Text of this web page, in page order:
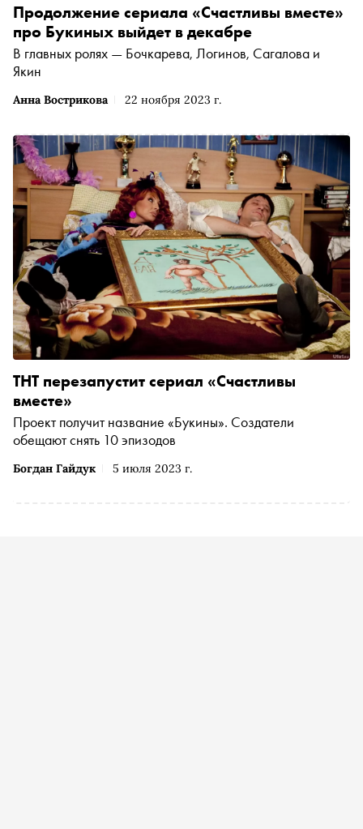
Анна Вострикова 22 ноября 2023 г.
Продолжение сериала «Счастливы вместе»
про Букиных выйдет в декабре
В главных ролях — Бочкарева, Логинов, Сагалова и
Якин
Богдан Гайдук 5 июля 2023 г.
ТНТ перезапустит сериал «Счастливы
вместе»
Проект получит название «Букины». Создатели
обещают снять 10 эпизодов